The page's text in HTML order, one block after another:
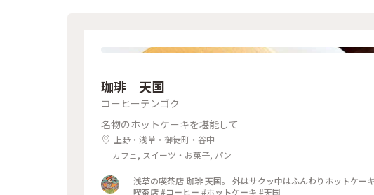
珈琲 天国
コーヒーテンゴク
名物のホットケーキを堪能して
上野・浅草・御徒町・谷中
カフェ, スイーツ・お菓子, パン
浅草の喫茶店 珈琲 天国。 外はサクッ中はふんわりホットケー
喫茶店 #コーヒー #ホットケーキ #天国